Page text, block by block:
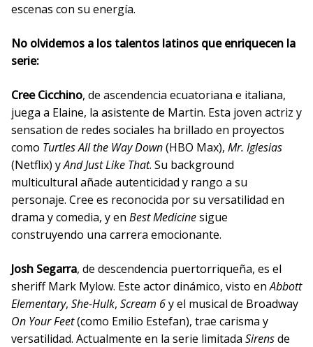
escenas con su energía.
No olvidemos a los talentos latinos que enriquecen la
serie:
Cree Cicchino, de ascendencia ecuatoriana e italiana,
juega a Elaine, la asistente de Martin. Esta joven actriz y
sensation de redes sociales ha brillado en proyectos
como Turtles All the Way Down(HBO Max), Mr. Iglesias
(Netflix) yAnd Just Like That. Su background
multicultural añade autenticidad y rango a su
personaje. Cree es reconocida por su versatilidad en
drama y comedia, y en Best Medicinesigue
construyendo una carrera emocionante.
Josh Segarra, de descendencia puertorriqueña, es el
sheriff Mark Mylow. Este actor dinámico, visto enAbbott
Elementary, She-Hulk, Scream 6y el musical de Broadway
On Your Feet(como Emilio Estefan), trae carisma y
versatilidad. Actualmente en la serie limitada Sirensde